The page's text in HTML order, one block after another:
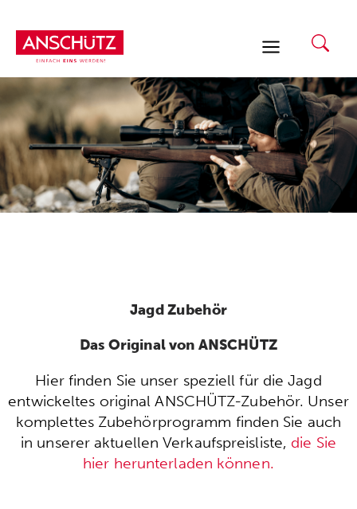
Inhalt
springen
Jagd Zubehör
Das Original von ANSCHÜTZ
Hier finden Sie unser speziell für die Jagd
entwickeltes original ANSCHÜTZ-Zubehör. Unser
komplettes Zubehörprogramm finden Sie auch
in unserer aktuellen Verkaufspreisliste, die Sie
hier herunterladen können.